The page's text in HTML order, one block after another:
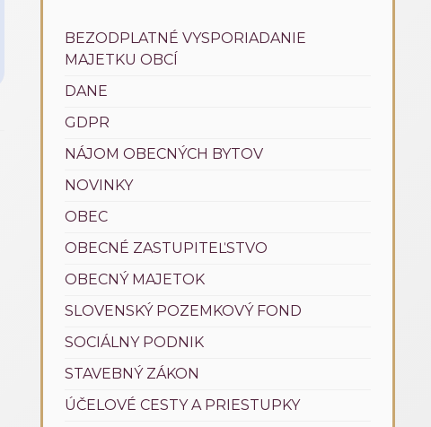
BEZODPLATNÉ VYSPORIADANIE
MAJETKU OBCÍ
DANE
GDPR
NÁJOM OBECNÝCH BYTOV
NOVINKY
OBEC
OBECNÉ ZASTUPITEĽSTVO
OBECNÝ MAJETOK
SLOVENSKÝ POZEMKOVÝ FOND
SOCIÁLNY PODNIK
STAVEBNÝ ZÁKON
ÚČELOVÉ CESTY A PRIESTUPKY